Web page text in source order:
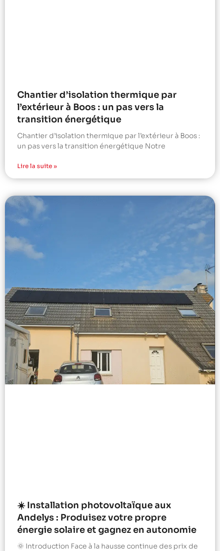
Chantier d’isolation thermique par
l’extérieur à Boos : un pas vers la
transition énergétique
Chantier d’isolation thermique par l’extérieur à Boos :
un pas vers la transition énergétique Notre
Lire la suite »
☀️ Installation photovoltaïque aux
Andelys : Produisez votre propre
énergie solaire et gagnez en autonomie
🌞 Introduction Face à la hausse continue des prix de